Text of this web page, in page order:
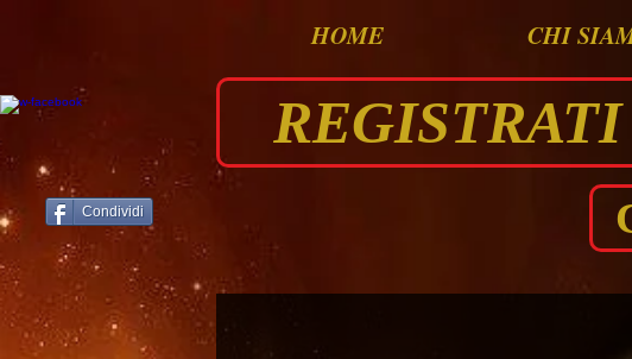
HOME CHI
Condividi